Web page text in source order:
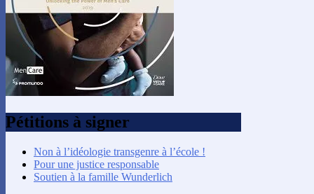
Pétitions à signer
Non à l’idéologie transgenre à l’école !
Pour une justice responsable
Soutien à la famille Wunderlich